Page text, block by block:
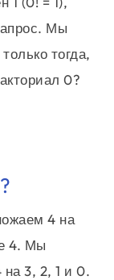
Мы
тогда,
0?
4 на
4. Мы
3, 2, 1 и 0.